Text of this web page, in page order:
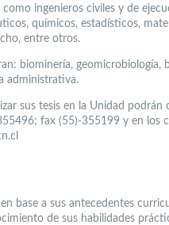
ingenieros civiles y de
químicos, estadísticos,
entre otros.
biominería, geomicrobiología,
administrativa.
sus tesis en la Unidad podrán
fax (55)-355199 y en los
base a sus antecedentes
de sus habilidades